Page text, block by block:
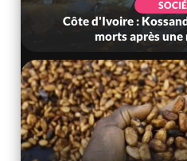
Côte d'Ivoire :
morts après une